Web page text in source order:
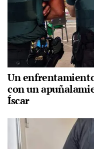
Un
con un
Íscar